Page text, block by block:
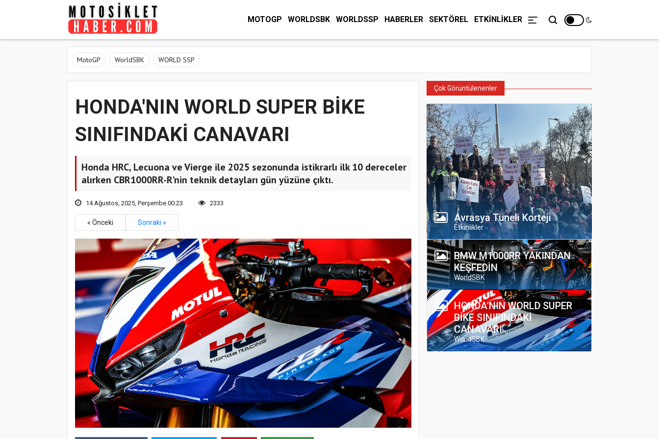
MOTOGP WORLDSBK WORLDSSP HABERLER SEKTÖREL ETKİNLİKLER
MotoGP WorldSBK WORLD SSP
HONDA'NIN WORLD SUPER BİKE
SINIFINDAKİ CANAVARI
Honda HRC, Lecuona ve Vierge ile 2025 sezonunda istikrarlı ilk 10 dereceler
alırken CBR1000RR-R’nin teknik detayları gün yüzüne çıktı.
14 Ağustos, 2025, Perşembe 00:23 2333
« Önceki Sonraki »
Çok Görüntülenenler
Avrasya Tüneli Korteji
Etkinlikler
BMW M1000RR YAKINDAN
KEŞFEDİN
WorldSBK
HONDA'NIN WORLD SUPER
BİKE SINIFINDAKİ
CANAVARI
WorldSBK